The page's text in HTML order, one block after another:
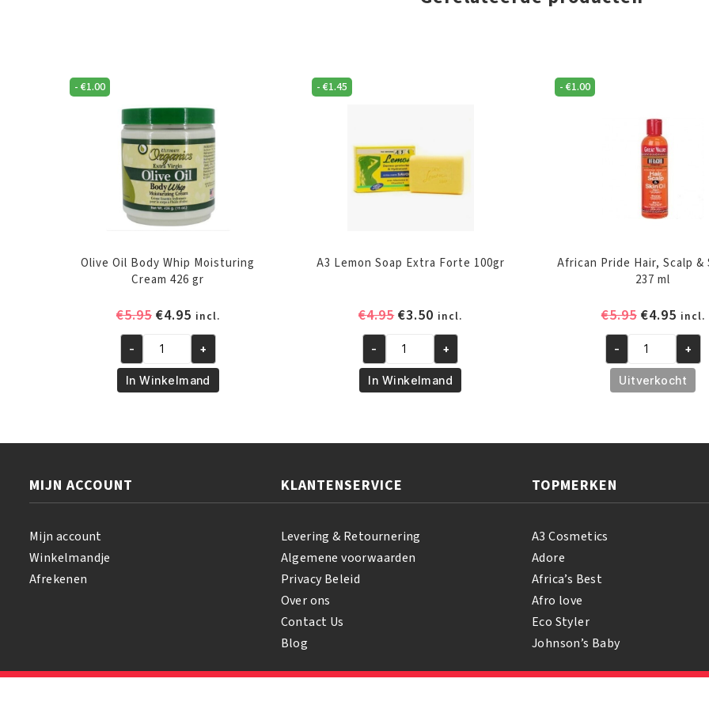
- €1.00
Olive Oil Body Whip Moisturing
Cream 426 gr
€5.95 Oorspronkelijke
was:
€5.95.
€4.95Huidige
prijs
is:
€4.95.
incl.
Olive
Oil
Body
gr
aantal
- +
In Winkelmand
-€1.45
A3 Lemon Soap Extra Forte 100gr
€4.95Oorspronkelijke
was:
€4.95.
€3.50 Huidige
prijs
is:
€3.50.
incl.
A3
Lemon
Soap
- +
In Winkelmand
- €1.00
African Pride Hair, Scalp &
237 ml
€5.95
was:
€5.95.
€4.95
prijs
is:
€4.95.
incl.
African
Pride
Hair,
237
ml
- +
Uitverkocht
MIJN ACCOUNT
Mijn account
Winkelmandje
Afrekenen
KLANTENSERVICE
Levering & Retournering
Algemene voorwaarden
Privacy Beleid
Over ons
Contact Us
Blog
TOPMERKEN
A3 Cosmetics
Adore
Africa’s Best
Afro love
Eco Styler
Johnson’s Baby